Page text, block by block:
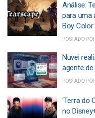
Análise:
para uma
Boy Color
POSTADO
Nuvei
agente de
POSTADO
‘Terra do
no